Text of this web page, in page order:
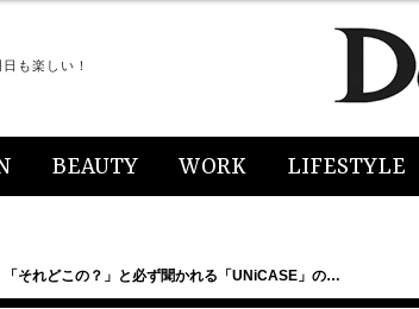
も楽しい！
BEAUTY WORK LIFESTYLE
「それどこの？」と必ず聞かれる「UNiCASE」の…